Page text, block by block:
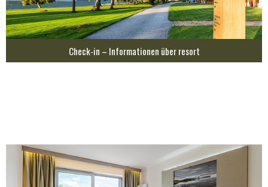
Check-in – Informationen über resort